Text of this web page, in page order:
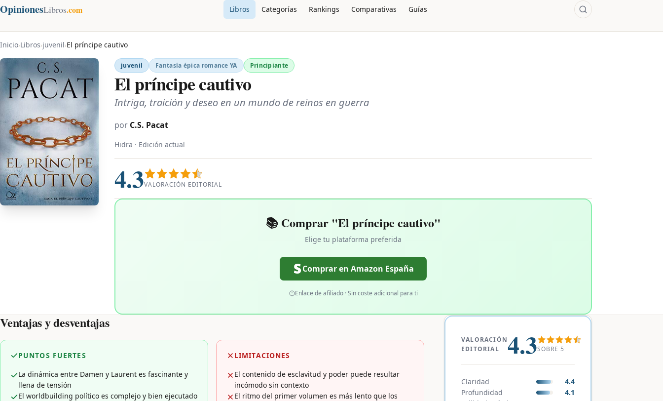
OpinionesLibros.com Libros Categorías Rankings Comparativas Guías
Inicio›Libros›juvenil›El príncipe cautivo
juvenil Fantasía épica romance YA Principiante
El príncipe cautivo
Intriga, traición y deseo en un mundo de reinos en guerra
por C.S. Pacat
Hidra · Edición actual
4.3VALORACIÓN EDITORIAL
📚 Comprar "El príncipe cautivo"
Elige tu plataforma preferida
Comprar en Amazon España
Enlace de afiliado · Sin coste adicional para ti
Ventajas y desventajas
PUNTOS FUERTES
La dinámica entre Damen y Laurent es fascinante y
llena de tensión
El worldbuilding político es complejo y bien ejecutado
LIMITACIONES
El contenido de esclavitud y poder puede resultar
incómodo sin contexto
El ritmo del primer volumen es más lento que los
VALORACIÓN
EDITORIAL
4.3SOBRE 5
Claridad
4.4
Profundidad
4.1